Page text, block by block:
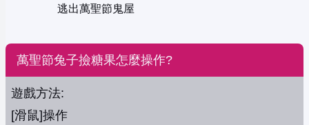
逃出萬聖節鬼屋
萬聖節兔子撿糖果怎麼操作?
遊戲方法:
[滑鼠]操作